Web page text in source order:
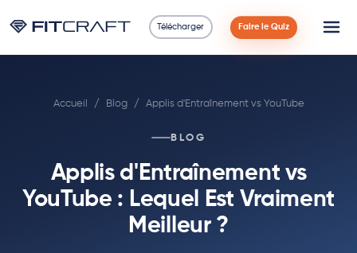
Télécharger Faire le Quiz
Guides
90 Jours
Accueil / Blog / Applis d'Entraînement vs YouTube
BLOG
Applis d'Entraînement vs
YouTube : Lequel Est Vraiment
Meilleur ?